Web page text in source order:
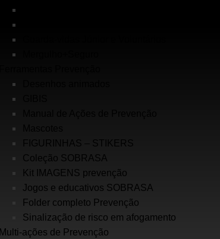
Coleção SOBRASA
Kit IMAGENS prevenção
Jogos e educativos SOBRASA
Folder completo Prevenção
Sinalização de risco em afogamento
Multi-ações de Prevenção